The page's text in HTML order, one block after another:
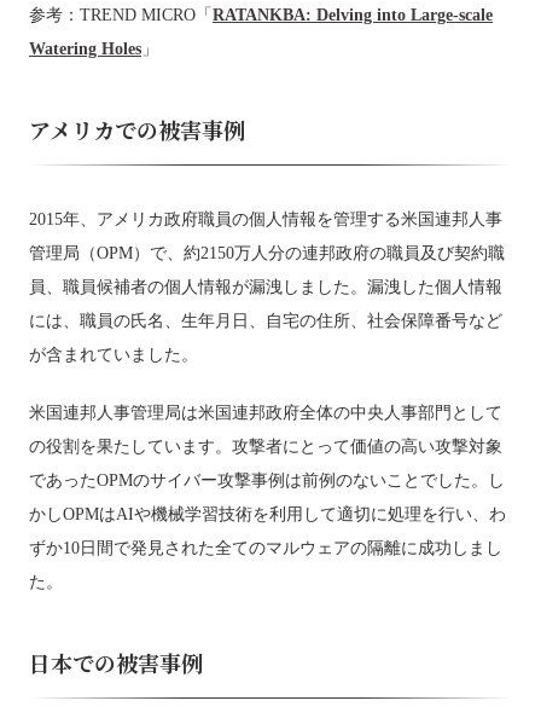
参考：TREND MICRO「RATANKBA: Delving into Large-scale
Watering Holes 」
アメリカでの被害事例
2015年、アメリカ政府職員の個人情報を管理する米国連邦人事
管理局（OPM）で、約2150万人分の連邦政府の職員及び契約職
員、職員候補者の個人情報が漏洩しました。漏洩した個人情報
には、職員の氏名、生年月日、自宅の住所、社会保障番号など
が含まれていました。
米国連邦人事管理局は米国連邦政府全体の中央人事部門として
の役割を果たしています。攻撃者にとって価値の高い攻撃対象
であったOPMのサイバー攻撃事例は前例のないことでした。し
かしOPMはAIや機械学習技術を利用して適切に処理を行い、わ
ずか10日間で発見された全てのマルウェアの隔離に成功しまし
た。
日本での被害事例